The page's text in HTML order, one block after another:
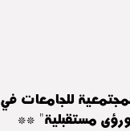
للجامعات في
ورؤى مستقبلية" **